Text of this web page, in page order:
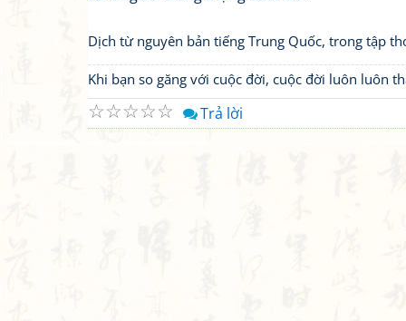
Dịch từ nguyên bản tiếng Trung Quốc, trong tập
Khi bạn so găng với cuộc đời, cuộc đời luôn luôn
☆
☆
☆
☆
☆ Trả lời